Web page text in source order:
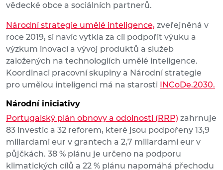
vědecké obce a sociálních partnerů.
Národní strategie umělé inteligence, zveřejněná v
roce 2019, si navíc vytkla za cíl podpořit výuku a
výzkum inovací a vývoj produktů a služeb
založených na technologiích umělé inteligence.
Koordinaci pracovní skupiny a Národní strategie
pro umělou inteligenci má na starosti
INCoDe.2030.
Národní iniciativy
Portugalský plán obnovy a odolnosti (RRP) zahrnuje
83 investic a 32 reforem, které jsou podpořeny 13,9
miliardami eur v grantech a 2,7 miliardami eur v
půjčkách. 38 % plánu je určeno na podporu
klimatických cílů a 22 % plánu napomáhá přechodu